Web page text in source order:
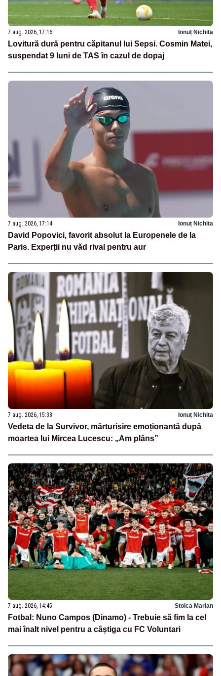
7 aug. 2026, 17:16 Ionuț Nichita
Lovitură dură pentru căpitanul lui Sepsi. Cosmin Matei,
suspendat 9 luni de TAS în cazul de dopaj
7 aug. 2026, 17:14 Ionuț Nichita
David Popovici, favorit absolut la Europenele de la
Paris. Experții nu văd rival pentru aur
7 aug. 2026, 15:38 Ionuț Nichita
Vedeta de la Survivor, mărturisire emoționantă după
moartea lui Mircea Lucescu: „Am plâns”
7 aug. 2026, 14:45 Stoica Marian
Fotbal: Nuno Campos (Dinamo) - Trebuie să fim la cel
mai înalt nivel pentru a câștiga cu FC Voluntari